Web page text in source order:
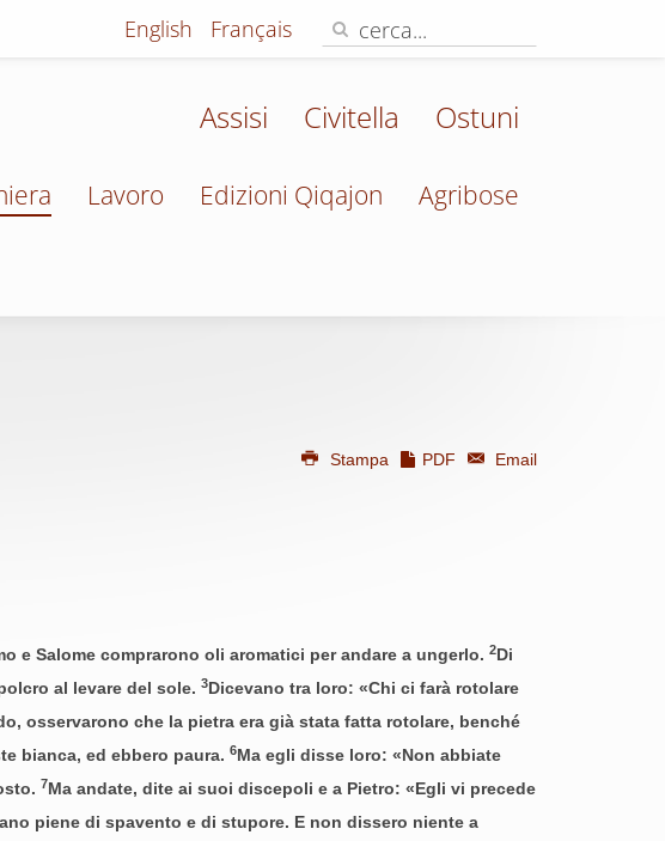
English Français
Assisi Civitella Ostuni
Lavoro Edizioni Qiqajon Agribose
Stampa PDF Email
e Salome comprarono oli aromatici per andare a ungerlo. 2Di
al levare del sole. 3Dicevano tra loro: «Chi ci farà rotolare
osservarono che la pietra era già stata fatta rotolare, benché
bianca, ed ebbero paura. 6Ma egli disse loro: «Non abbiate
7Ma andate, dite ai suoi discepoli e a Pietro: «Egli vi precede
piene di spavento e di stupore. E non dissero niente a